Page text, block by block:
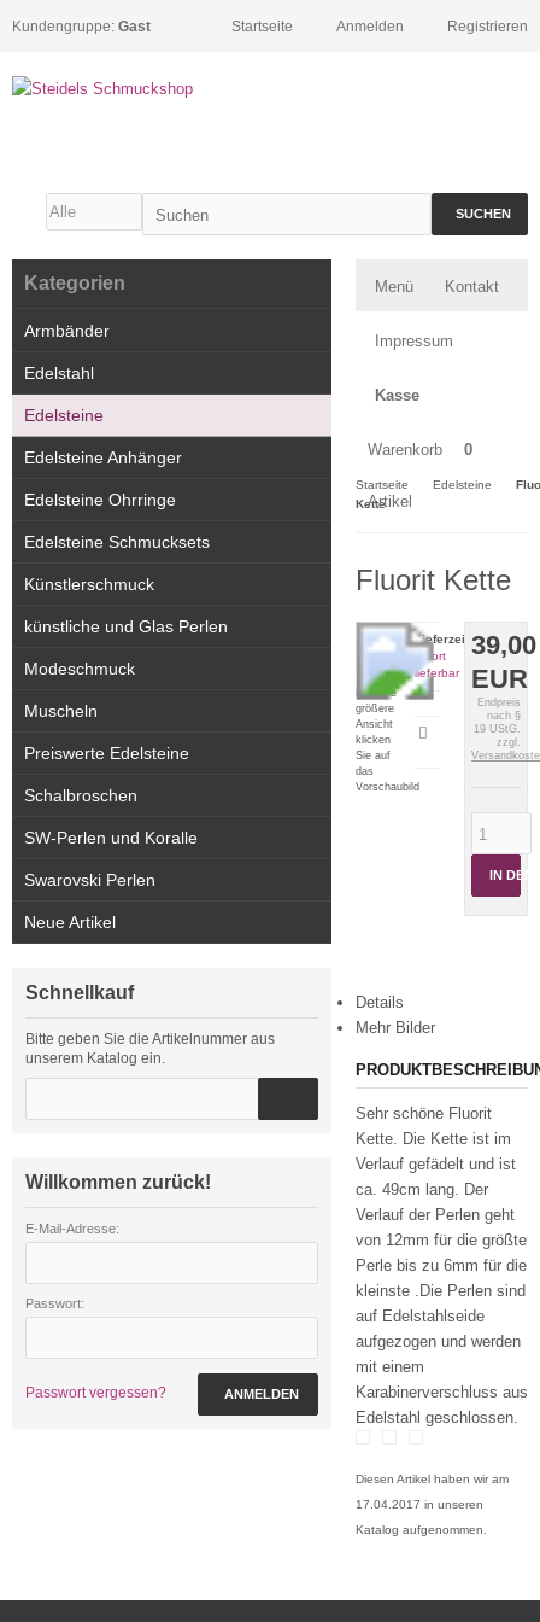
Kundengruppe: Gast Registrieren
Anmelden
Startseite
SUCHEN
Menü Kontakt
Impressum
Kasse
Warenkorb 0
Artikel
Startseite Edelsteine
Kette
Fluorit Kette
Für eine
größere
Ansicht
klicken
Sie auf
das
Vorschaubild
39,00
EUR
Endpreis
nach §
19 UStG.
zzgl.
IN DEN
Lieferzeit:
sofort
lieferbar
Artikeldatenblatt
drucken
Details
Mehr Bilder
Sehr schöne Fluorit
Kette. Die Kette ist im
Verlauf gefädelt und ist
ca. 49cm lang. Der
Verlauf der Perlen geht
von 12mm für die größte
Perle bis zu 6mm für die
kleinste .Die Perlen sind
auf Edelstahlseide
aufgezogen und werden
mit einem
Karabinerverschluss aus
Edelstahl geschlossen.
Diesen Artikel haben wir am
17.04.2017 in unseren
Katalog aufgenommen.
Kategorien
Armbänder
Edelstahl
Edelsteine
Edelsteine Anhänger
Edelsteine Ohrringe
Edelsteine Schmucksets
Künstlerschmuck
künstliche und Glas Perlen
Modeschmuck
Muscheln
Preiswerte Edelsteine
Schalbroschen
SW-Perlen und Koralle
Swarovski Perlen
Neue Artikel
Schnellkauf
Bitte geben Sie die Artikelnummer aus
unserem Katalog ein.
Willkommen zurück!
E-Mail-Adresse:
Passwort:
Passwort vergessen? ANMELDEN